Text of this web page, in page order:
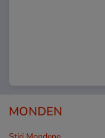
MONDEN